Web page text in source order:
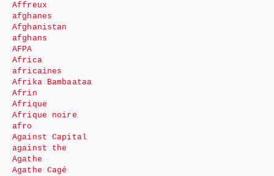
Affreux
afghanes
Afghanistan
afghans
AFPA
Africa
africaines
Afrika Bambaataa
Afrin
Afrique
Afrique noire
afro
Against Capital
against the
Agathe
Agathe Cagé